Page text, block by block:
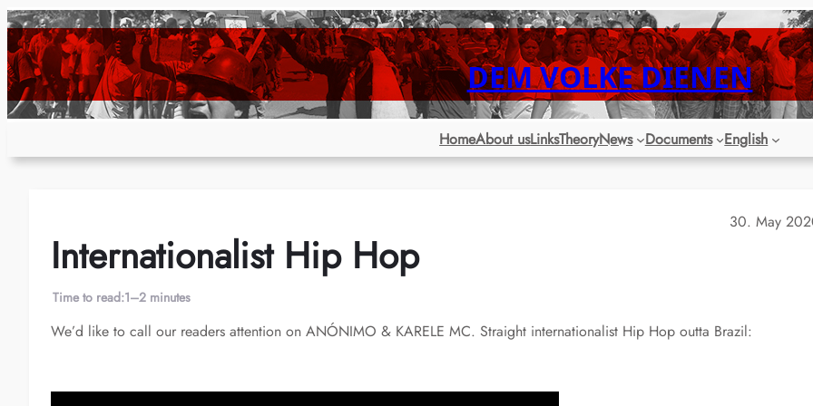
Skip
to
content
DEM VOLKE DIENEN
HomeAbout usLinksTheoryNews Documents English
30. May
Internationalist Hip Hop
Time to read:1–2 minutes
We’d like to call our readers attention on ANÓNIMO & KARELE MC. Straight internationalist Hip Hop outta Brazil: